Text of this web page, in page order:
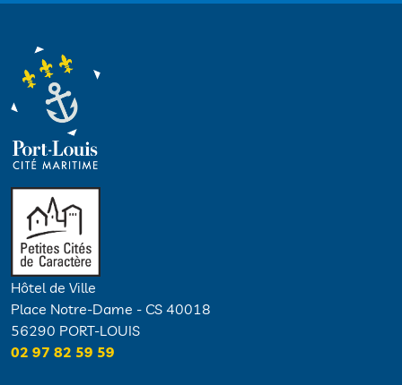
Hôtel de Ville
Place Notre-Dame - CS 40018
56290 PORT-LOUIS
02 97 82 59 59